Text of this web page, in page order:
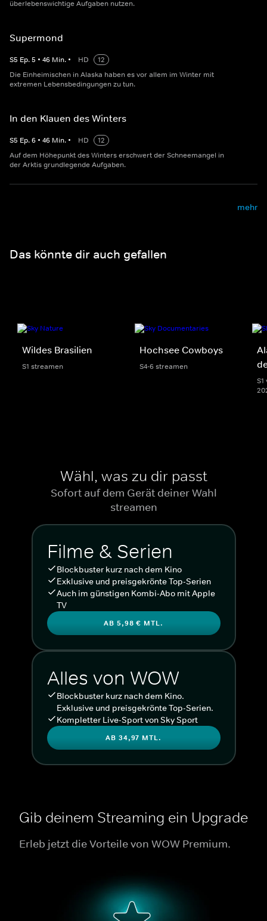
überlebenswichtige Aufgaben nutzen.
Supermond
S5 Ep.5 • 46 Min. • HD
12
Die Einheimischen in Alaska haben es vor allem im Winter mit
extremen Lebensbedingungen zu tun.
In den Klauen des Winters
S5 Ep.6 • 46 Min. • HD
12
Auf dem Höhepunkt des Winters erschwert der Schneemangel in
der Arktis grundlegende Aufgaben.
mehr
Das könnte dir auch gefallen
Wildes Brasilien
S1 streamen
Hochsee Cowboys
S4-6 streamen
Wähl, was zu dir passt
Sofort auf dem Gerät deiner Wahl
streamen
Filme & Serien
Blockbuster kurz nach dem Kino
Exklusive und preisgekrönte Top-Serien
Auch im günstigen Kombi-Abo mit Apple
TV
AB 5,98 € MTL.
Alles von WOW
Blockbuster kurz nach dem Kino.
Exklusive und preisgekrönte Top-Serien.
Kompletter Live-Sport von Sky Sport
AB 34,97 MTL.
Gib deinem Streaming ein Upgrade
Erleb jetzt die Vorteile von WOW Premium.